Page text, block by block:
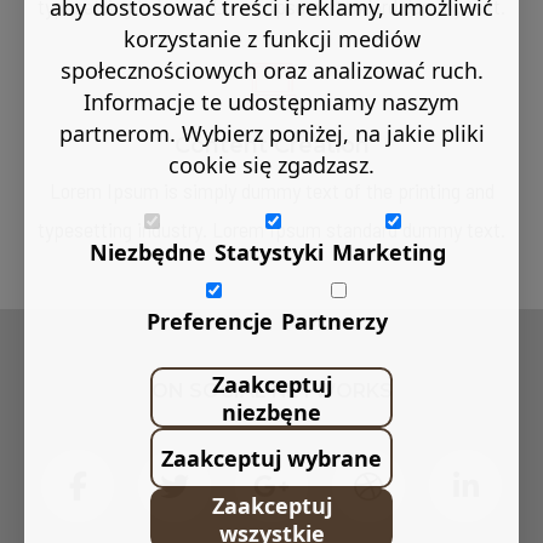
typesetting industry. Lorem Ipsum standard dummy text.
Content Creation
typesetting industry. Lorem Ipsum standard dummy text.
ON SOCIAL NETWORKS
aby dostosować treści i reklamy, umożliwić
korzystanie z funkcji mediów
społecznościowych oraz analizować ruch.
Informacje te udostępniamy naszym
partnerom. Wybierz poniżej, na jakie pliki
cookie się zgadzasz.
Niezbędne Statystyki Marketing
Preferencje Partnerzy
Zaakceptuj
niezbęne
Zaakceptuj wybrane
Zaakceptuj
wszystkie